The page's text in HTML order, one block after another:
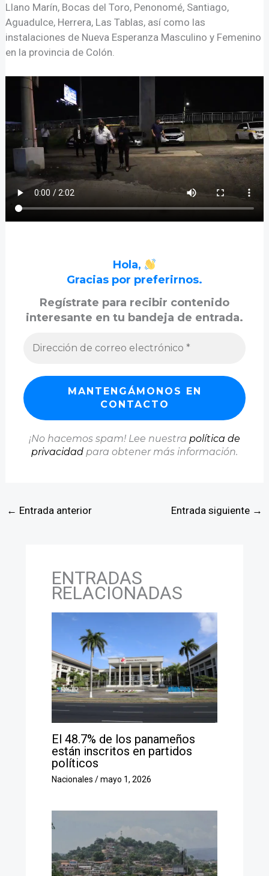
Llano Marín, Bocas del Toro, Penonomé, Santiago,
Aguadulce, Herrera, Las Tablas, así como las
instalaciones de Nueva Esperanza Masculino y Femenino
en la provincia de Colón.
Hola,
Gracias por preferirnos.
Regístrate para recibir contenido
interesante en tu bandeja de entrada.
¡No hacemos spam! Lee nuestra política de
privacidad para obtener más información.
← Entrada anterior Entrada siguiente →
ENTRADAS
RELACIONADAS
El 48.7% de los panameños
están inscritos en partidos
políticos
Nacionales /mayo 1, 2026